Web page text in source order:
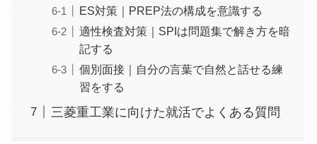
ES対策｜PREP法の構成を意識する
適性検査対策｜SPIは問題集で解き方を暗
記する
個別面接｜自分の言葉で自然と話せる練
習をする
三菱重工業に向けた就活でよくある質問